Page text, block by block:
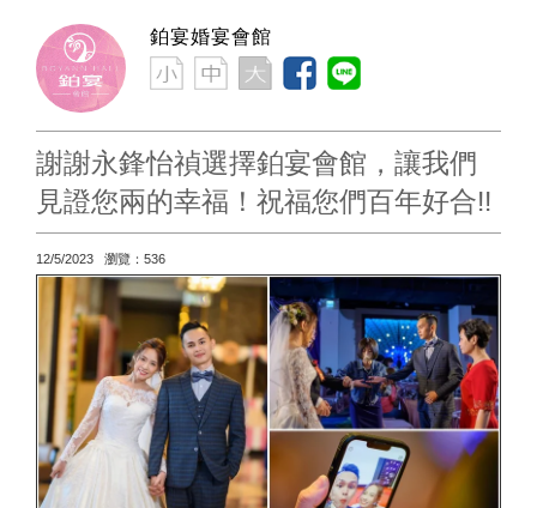
鉑宴婚宴會館
謝謝永鋒怡禎選擇鉑宴會館，讓我們
見證您兩的幸福！祝福您們百年好合!!
12/5/2023 瀏覽：536